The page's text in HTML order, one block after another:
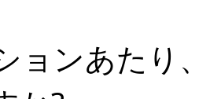
ョンあたり